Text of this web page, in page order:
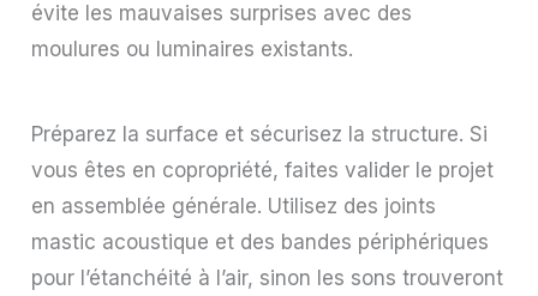
évite les mauvaises surprises avec des
moulures ou luminaires existants.
Préparez la surface et sécurisez la structure. Si
vous êtes en copropriété, faites valider le projet
en assemblée générale. Utilisez des joints
mastic acoustique et des bandes périphériques
pour l’étanchéité à l’air, sinon les sons trouveront